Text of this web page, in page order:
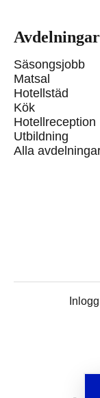
Avdelningar
Säsongsjobb
Matsal
Hotellstäd
Kök
Hotellreception
Utbildning
Alla